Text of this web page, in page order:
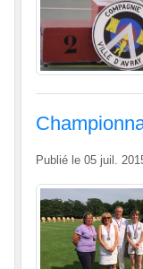
Publié le 05 juil.